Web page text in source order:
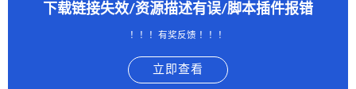
下载链接失效/资源描述有误/脚本插件报错
！！！有奖反馈 ！！！
立即查看